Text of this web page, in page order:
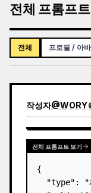
전체 프롬프트
전체 프로필 / 아
작성자@WORY
전체 프롬프트 보기
{
"type": "